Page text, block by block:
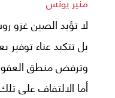
لا تؤيد الصين غزو
بل تتكبد عناء
وترفض منطق
أما الالتفاف على